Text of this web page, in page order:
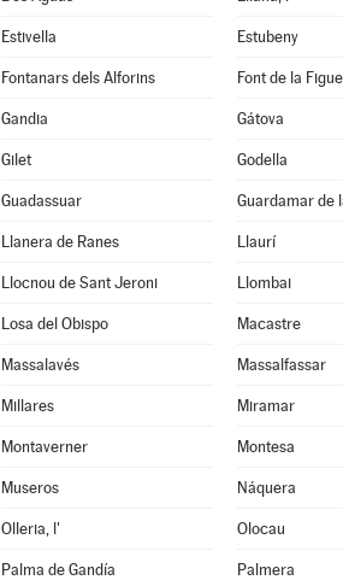
Estivella Estubeny
Fontanars dels Alforins Font de la
Gandia Gátova
Gilet Godella
Guadassuar Guardamar de
Llanera de Ranes Llaurí
Llocnou de Sant Jeroni Llombai
Losa del Obispo Macastre
Massalavés Massalfassar
Millares Miramar
Montaverner Montesa
Museros Náquera
Olleria, l' Olocau
Palma de Gandía Palmera